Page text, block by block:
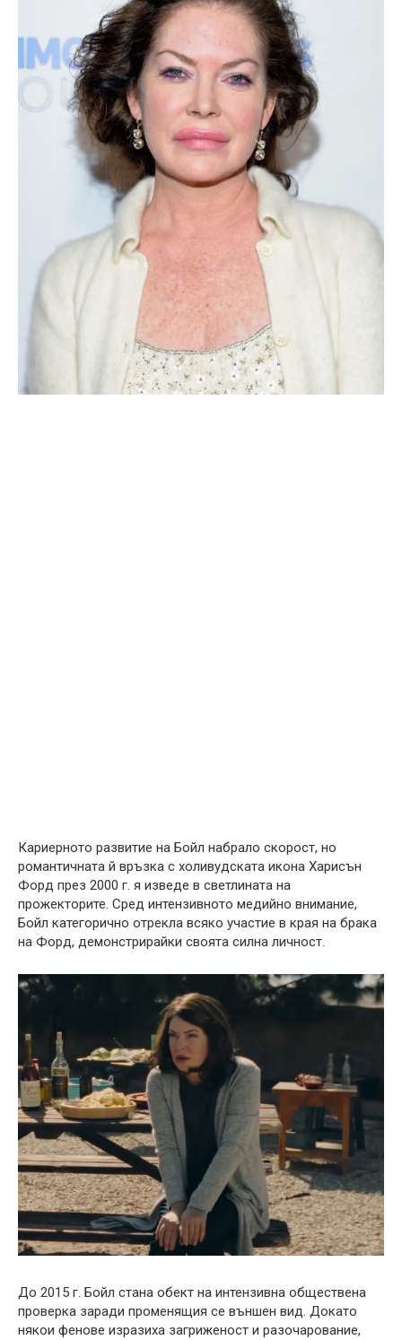
Кариерното развитие на Бойл набрало скорост, но
романтичната й връзка с холивудската икона Харисън
Форд през 2000 г. я изведе в светлината на
прожекторите. Сред интензивното медийно внимание,
Бойл категорично отрекла всяко участие в края на брака
на Форд, демонстрирайки своята силна личност.
До 2015 г. Бойл стана обект на интензивна обществена
проверка заради променящия се външен вид. Докато
някои фенове изразиха загриженост и разочарование,